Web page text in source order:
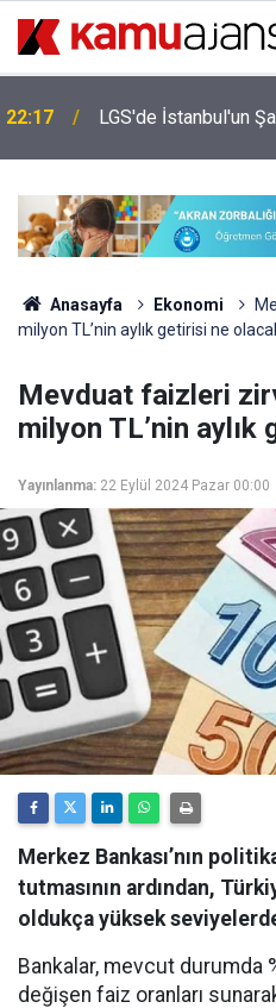
22:17 LGS'de İstanbul'un
Anasayfa Ekonomi
milyon TL’nin aylık getirisi ne
Mevduat faizleri
milyon TL’nin
Yayınlanma: 22 Eylül 2024 Pazar 00:00
Merkez Bankası’nın
tutmasının ardından,
oldukça yüksek
Bankalar, mevcut durumda
değişen faiz oranları